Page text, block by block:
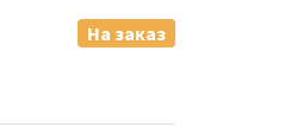
На заказ